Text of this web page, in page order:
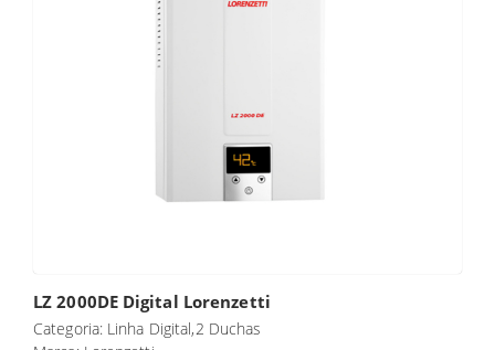
LZ 2000DE Digital Lorenzetti
Categoria: Linha Digital,2 Duchas